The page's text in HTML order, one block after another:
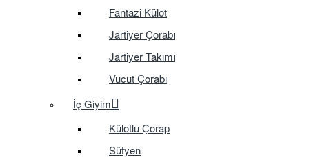
Fantazi Külot
Jartiyer Çorabı
Jartiyer Takımı
Vucut Çorabı
İç Giyim
Külotlu Çorap
Sütyen